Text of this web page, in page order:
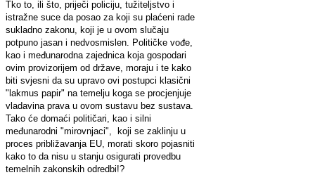
Tko to, ili što, priječi policiju, tužiteljstvo i
istražne suce da posao za koji su plaćeni rade
sukladno zakonu, koji je u ovom slučaju
potpuno jasan i nedvosmislen. Političke vođe,
kao i međunarodna zajednica koja gospodari
ovim provizorijem od države, moraju i te kako
biti svjesni da su upravo ovi postupci klasični
"lakmus papir" na temelju koga se procjenjuje
vladavina prava u ovom sustavu bez sustava.
Tako će domaći političari, kao i silni
međunarodni "mirovnjaci", koji se zaklinju u
proces približavanja EU, morati skoro pojasniti
kako to da nisu u stanju osigurati provedbu
temelnih zakonskih odredbi!?